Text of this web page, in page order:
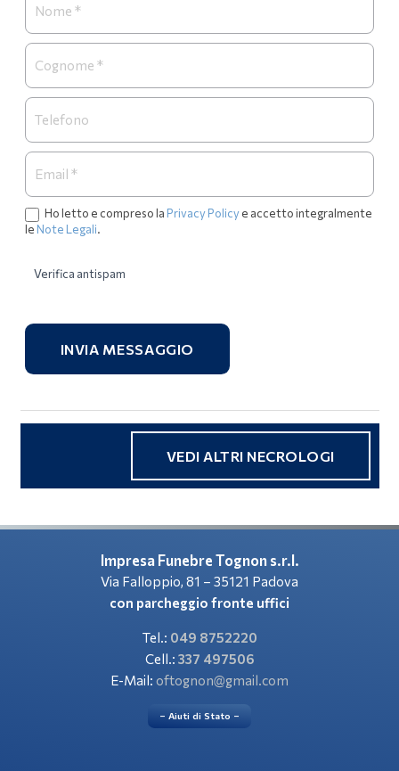
Ho letto e compreso la Privacy Policye accetto integralmente
le Note Legali.
Verifica antispam
INVIA MESSAGGIO
VEDI ALTRI NECROLOGI
Impresa Funebre Tognon s.r.l.
Via Falloppio, 81 – 35121 Padova
con parcheggio fronte uffici
Tel.: 049 8752220
Cell.: 337 497506
E-Mail: oftognon@gmail.com
– Aiuti di Stato –